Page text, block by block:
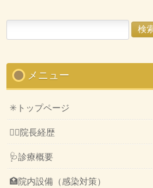
索:
メニュー
✳️トップページ
👨‍⚕️院長経歴
🩺診療概要
🏥院内設備（感染対策）